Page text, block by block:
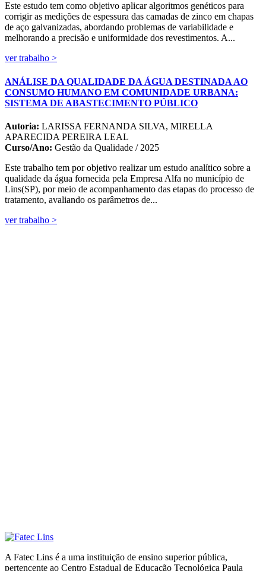
Este estudo tem como objetivo aplicar algoritmos genéticos para
corrigir as medições de espessura das camadas de zinco em chapas
de aço galvanizadas, abordando problemas de variabilidade e
melhorando a precisão e uniformidade dos revestimentos. A...
ver trabalho >
ANÁLISE DA QUALIDADE DA ÁGUA DESTINADA AO
CONSUMO HUMANO EM COMUNIDADE URBANA:
SISTEMA DE ABASTECIMENTO PÚBLICO
Autoria: LARISSA FERNANDA SILVA, MIRELLA
APARECIDA PEREIRA LEAL
Curso/Ano: Gestão da Qualidade / 2025
Este trabalho tem por objetivo realizar um estudo analítico sobre a
qualidade da água fornecida pela Empresa Alfa no município de
Lins(SP), por meio de acompanhamento das etapas do processo de
tratamento, avaliando os parâmetros de...
ver trabalho >
A Fatec Lins é a uma instituição de ensino superior pública,
pertencente ao Centro Estadual de Educação Tecnológica Paula